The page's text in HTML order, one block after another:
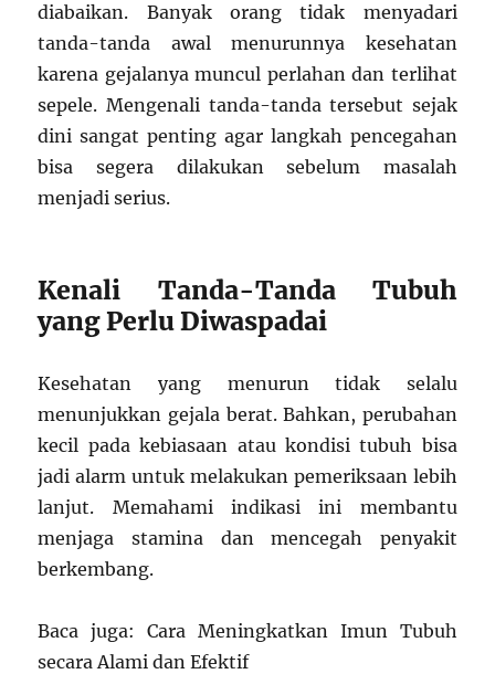
diabaikan. Banyak orang tidak menyadari
tanda-tanda awal menurunnya kesehatan
karena gejalanya muncul perlahan dan terlihat
sepele. Mengenali tanda-tanda tersebut sejak
dini sangat penting agar langkah pencegahan
bisa segera dilakukan sebelum masalah
menjadi serius.
Kenali Tanda-Tanda Tubuh
yang Perlu Diwaspadai
Kesehatan yang menurun tidak selalu
menunjukkan gejala berat. Bahkan, perubahan
kecil pada kebiasaan atau kondisi tubuh bisa
jadi alarm untuk melakukan pemeriksaan lebih
lanjut. Memahami indikasi ini membantu
menjaga stamina dan mencegah penyakit
berkembang.
Baca juga: Cara Meningkatkan Imun Tubuh
secara Alami dan Efektif